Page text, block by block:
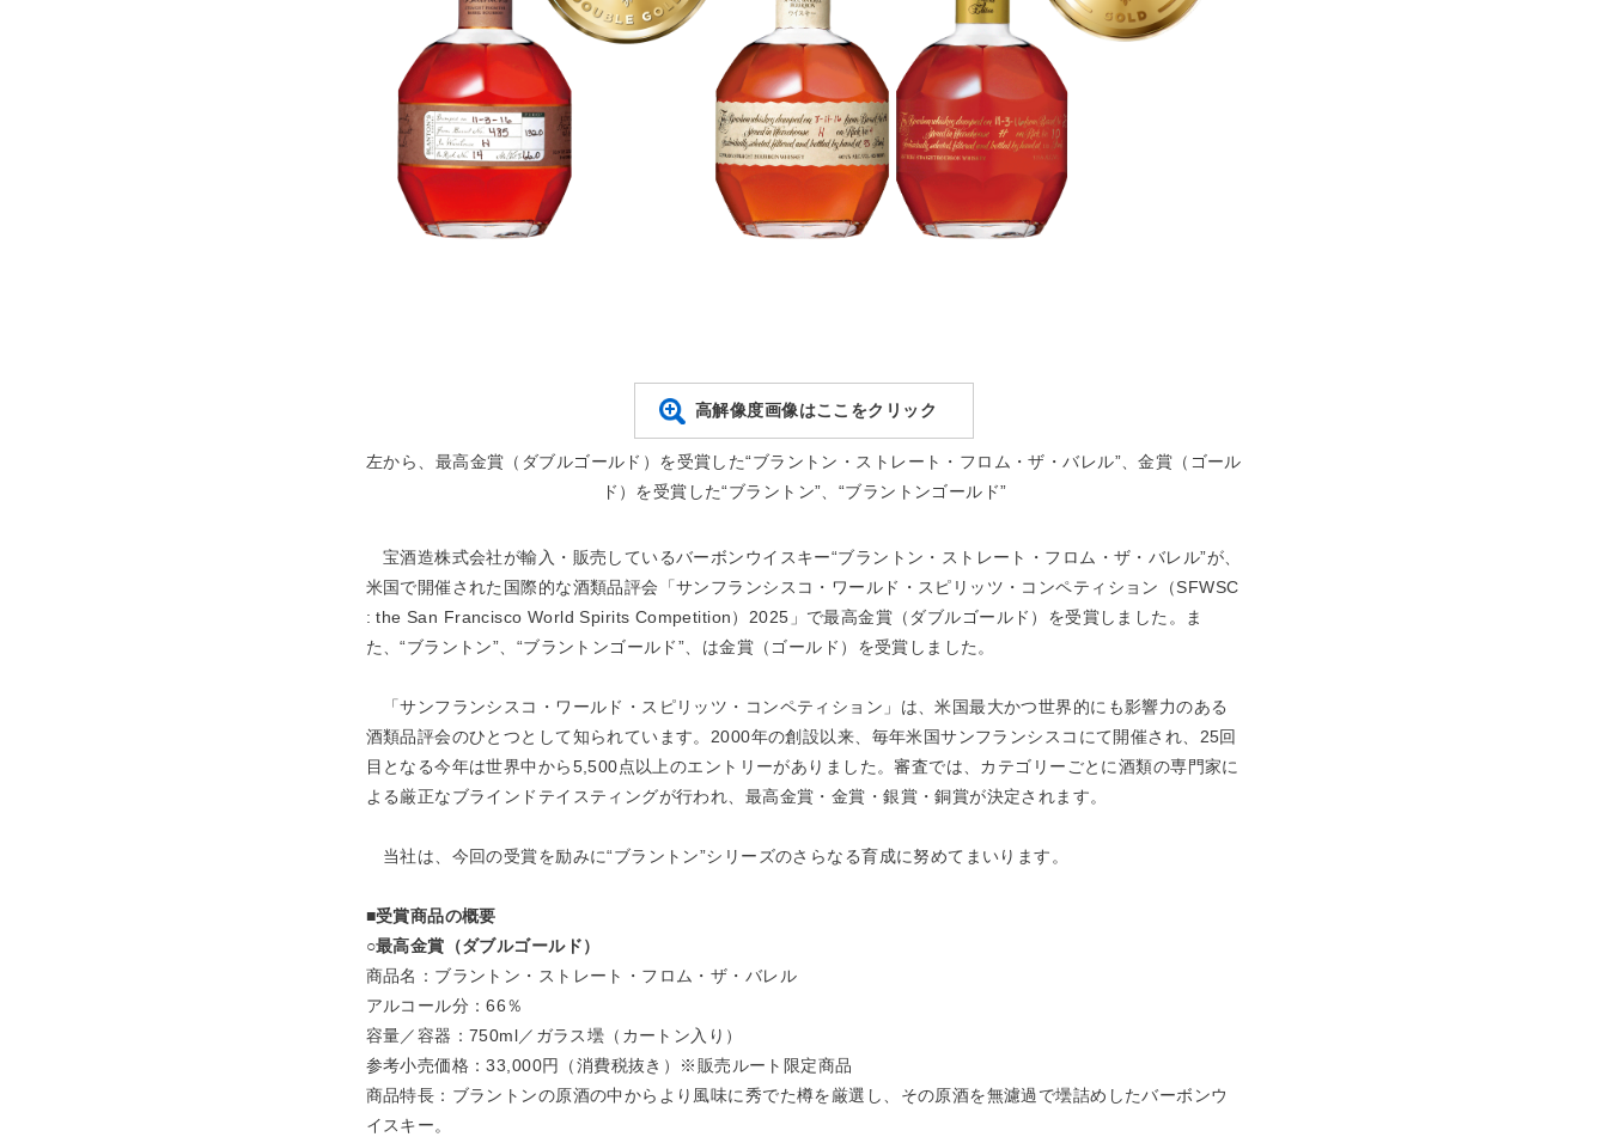
高解像度画像はここをクリック
左から、最高金賞（ダブルゴールド）を受賞した“ブラントン・ストレート・フロム・ザ・バレル”、金賞（ゴール
ド）を受賞した“ブラントン”、“ブラントンゴールド”
宝酒造株式会社が輸入・販売しているバーボンウイスキー“ブラントン・ストレート・フロム・ザ・バレル”が、
米国で開催された国際的な酒類品評会「サンフランシスコ・ワールド・スピリッツ・コンペティション（SFWSC
: the San Francisco World Spirits Competition）2025」で最高金賞（ダブルゴールド）を受賞しました。ま
た、“ブラントン”、“ブラントンゴールド”、は金賞（ゴールド）を受賞しました。
「サンフランシスコ・ワールド・スピリッツ・コンペティション」は、米国最大かつ世界的にも影響力のある
酒類品評会のひとつとして知られています。2000年の創設以来、毎年米国サンフランシスコにて開催され、25回
目となる今年は世界中から5,500点以上のエントリーがありました。審査では、カテゴリーごとに酒類の専門家に
よる厳正なブラインドテイスティングが行われ、最高金賞・金賞・銀賞・銅賞が決定されます。
当社は、今回の受賞を励みに“ブラントン”シリーズのさらなる育成に努めてまいります。
■受賞商品の概要
○最高金賞（ダブルゴールド）
商品名：ブラントン・ストレート・フロム・ザ・バレル
アルコール分：66％
容量／容器：750ml／ガラス壜（カートン入り）
参考小売価格：33,000円（消費税抜き）※販売ルート限定商品
商品特長：ブラントンの原酒の中からより風味に秀でた樽を厳選し、その原酒を無濾過で壜詰めしたバーボンウ
イスキー。